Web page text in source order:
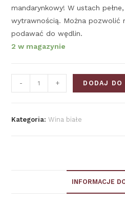
mandarynkowy! W ustach
wytrawnością. Można pozwolić
podawać do wędlin.
2 w magazynie
- + DODAJ DO
Kategoria:Wina białe
INFORMACJE